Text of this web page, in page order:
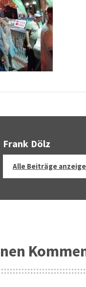
Frank Dölz
Alle Beiträge